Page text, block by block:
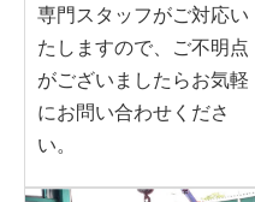
専門スタッフがご対応い
たしますので、ご不明点
がございましたらお気軽
にお問い合わせくださ
い。